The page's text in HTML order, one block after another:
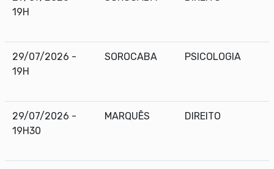
19H
29/07/2026 -
19H
SOROCABA PSICOLOGIA
29/07/2026 -
19H30
MARQUÊS DIREITO